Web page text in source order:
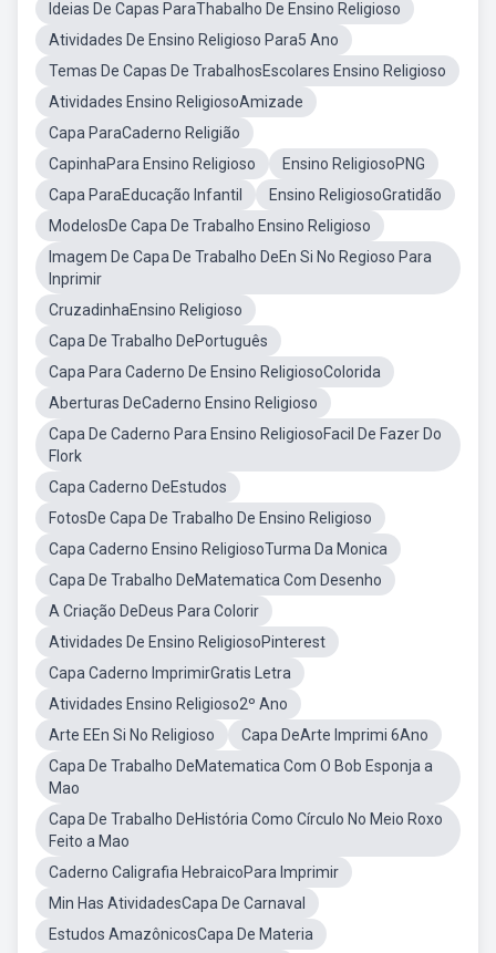
Ideias De Capas ParaThabalho De Ensino Religioso
Atividades De Ensino Religioso Para5 Ano
Temas De Capas De TrabalhosEscolares Ensino Religioso
Atividades Ensino ReligiosoAmizade
Capa ParaCaderno Religião
CapinhaPara Ensino Religioso
Ensino ReligiosoPNG
Capa ParaEducação Infantil
Ensino ReligiosoGratidão
ModelosDe Capa De Trabalho Ensino Religioso
Imagem De Capa De Trabalho DeEn Si No Regioso Para
Inprimir
CruzadinhaEnsino Religioso
Capa De Trabalho DePortuguês
Capa Para Caderno De Ensino ReligiosoColorida
Aberturas DeCaderno Ensino Religioso
Capa De Caderno Para Ensino ReligiosoFacil De Fazer Do
Flork
Capa Caderno DeEstudos
FotosDe Capa De Trabalho De Ensino Religioso
Capa Caderno Ensino ReligiosoTurma Da Monica
Capa De Trabalho DeMatematica Com Desenho
A Criação DeDeus Para Colorir
Atividades De Ensino ReligiosoPinterest
Capa Caderno ImprimirGratis Letra
Atividades Ensino Religioso2º Ano
Arte EEn Si No Religioso
Capa DeArte Imprimi 6Ano
Capa De Trabalho DeMatematica Com O Bob Esponja a
Mao
Capa De Trabalho DeHistória Como Círculo No Meio Roxo
Feito a Mao
Caderno Caligrafia HebraicoPara Imprimir
Min Has AtividadesCapa De Carnaval
Estudos AmazônicosCapa De Materia